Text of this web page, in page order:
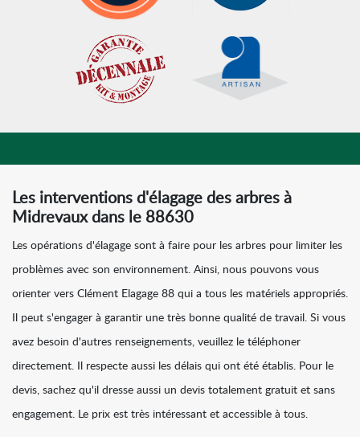
Les interventions d'élagage des arbres à
Midrevaux dans le 88630
Les opérations d'élagage sont à faire pour les arbres pour limiter les
problèmes avec son environnement. Ainsi, nous pouvons vous
orienter vers Clément Elagage 88 qui a tous les matériels appropriés.
Il peut s'engager à garantir une très bonne qualité de travail. Si vous
avez besoin d'autres renseignements, veuillez le téléphoner
directement. Il respecte aussi les délais qui ont été établis. Pour le
devis, sachez qu'il dresse aussi un devis totalement gratuit et sans
engagement. Le prix est très intéressant et accessible à tous.